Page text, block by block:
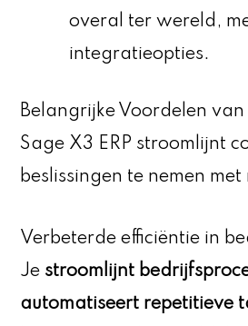
overal ter wereld,
integratieopties.
Belangrijke Voordelen van
Sage X3 ERP stroomlijnt
beslissingen te nemen
Verbeterde efficiëntie in
Je stroomlijnt
automatiseert repetitieve